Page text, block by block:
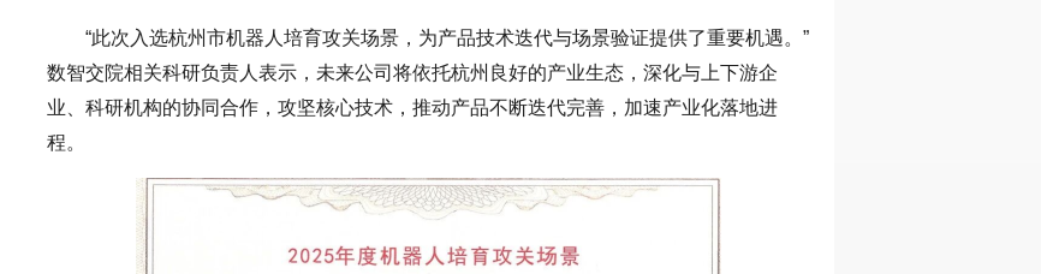
“此次入选杭州市机器人培育攻关场景，为产品技术迭代与场景验证提供了重要机遇。”
数智交院相关科研负责人表示，未来公司将依托杭州良好的产业生态，深化与上下游企
业、科研机构的协同合作，攻坚核心技术，推动产品不断迭代完善，加速产业化落地进
程。